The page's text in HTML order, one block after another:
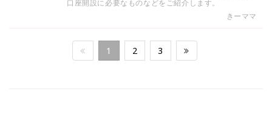
口座開設に必要なものなどをご紹介します。
きーママ
1 2 3